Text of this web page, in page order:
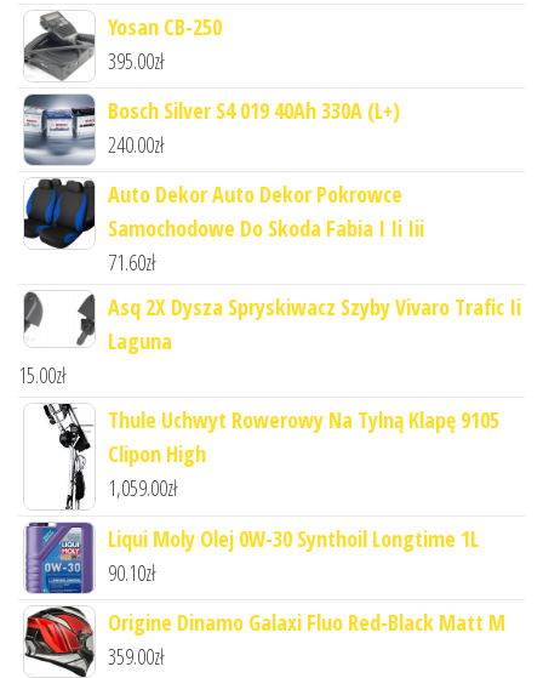
Yosan CB-250
395.00zł
Bosch Silver S4 019 40Ah 330A (L+)
240.00zł
Auto Dekor Auto Dekor Pokrowce
Samochodowe Do Skoda Fabia I Ii Iii
71.60zł
Asq 2X Dysza Spryskiwacz Szyby Vivaro Trafic Ii
Laguna
15.00zł
Thule Uchwyt Rowerowy Na Tylną Klapę 9105
Clipon High
1,059.00zł
Liqui Moly Olej 0W-30 Synthoil Longtime 1L
90.10zł
Origine Dinamo Galaxi Fluo Red-Black Matt M
359.00zł